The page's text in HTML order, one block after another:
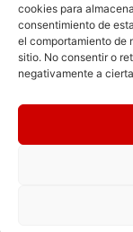
cookies para
consentimiento de
el comportamiento de
sitio. No consentir o
negativamente a
Federació
Presidència